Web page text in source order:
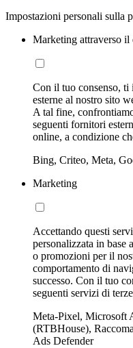
Impostazioni personali sulla
Marketing attraverso il
Con il tuo consenso, ti
esterne al nostro sito
A tal fine,
seguenti fornitori
online, a condizione
Bing, Criteo, Meta,
Marketing
Accettando questi
personalizzata in base
o promozioni per il
comportamento di
successo. Con il tuo
seguenti servizi di
Meta-Pixel, Microsoft
(RTBHouse),
Ads Defender